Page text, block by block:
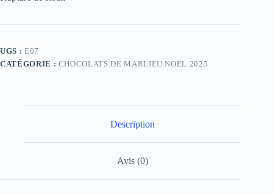
UGS : E07
CATÉGORIE : CHOCOLATS DE MARLIEU NOËL 2025
Description
Avis (0)